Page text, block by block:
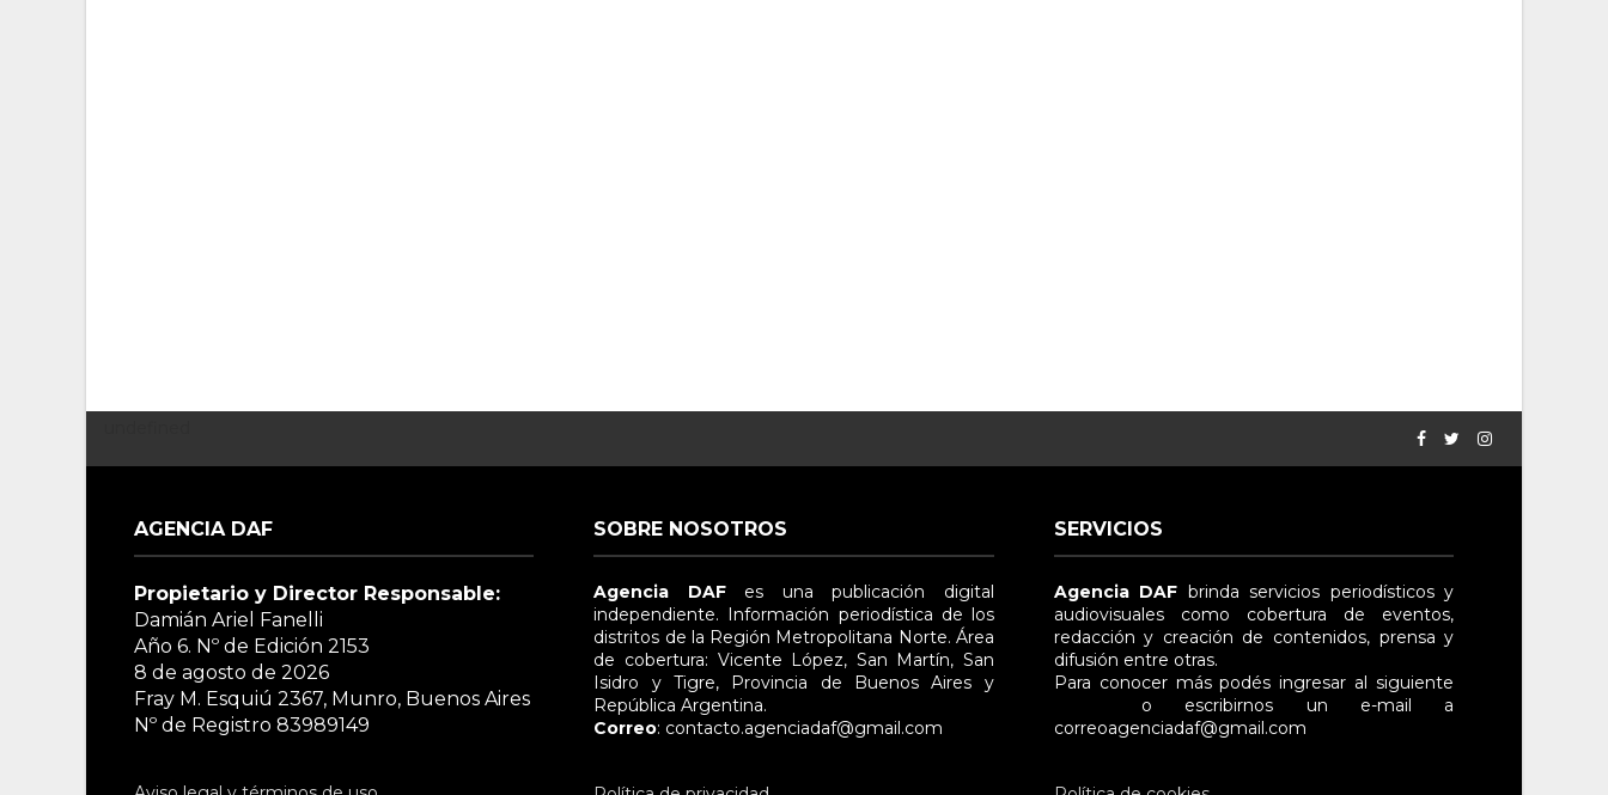
AGENCIA DAF
Propietario y Director Responsable:
Damián Ariel Fanelli
Año 6. Nº de Edición 2153
8 de agosto de 2026
Fray M. Esquiú 2367, Munro, Buenos Aires
Nº de Registro 83989149
SOBRE NOSOTROS
Agencia DAF es una publicación digital
independiente. Información periodística de los
distritos de la Región Metropolitana Norte. Área
de cobertura: Vicente López, San Martín, San
Isidro y Tigre, Provincia de Buenos Aires y
República Argentina.
Correo: contacto.agenciadaf@gmail.com
SERVICIOS
Agencia DAF brinda servicios periodísticos y
audiovisualescomo cobertura de eventos,
redacción y creación de contenidos, prensa y
difusión entre otras.
Para conocer más podés ingresar al siguiente
o escribirnos un e-mail a
correoagenciadaf@gmail.com